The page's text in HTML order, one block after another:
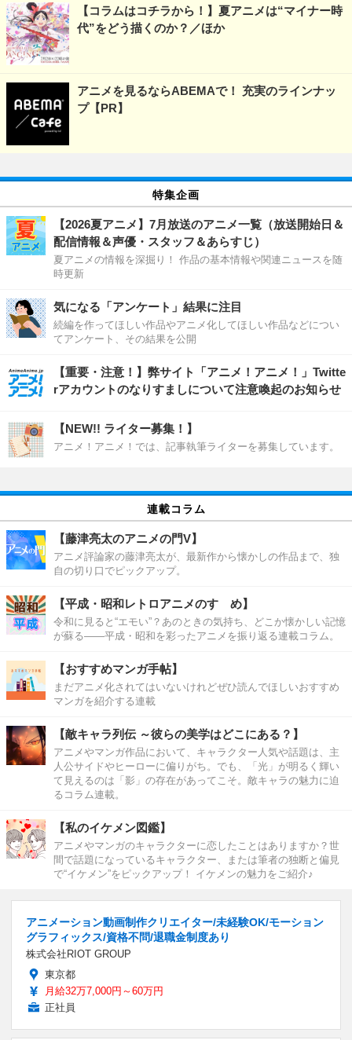
【コラムはコチラから！】夏アニメは“マイナー時
代”をどう描くのか？／ほか
アニメを見るならABEMAで！ 充実のラインナッ
プ【PR】
特集企画
【2026夏アニメ】7月放送のアニメ一覧（放送開始日＆
配信情報＆声優・スタッフ＆あらすじ）
夏アニメの情報を深掘り！ 作品の基本情報や関連ニュースを随
時更新
気になる「アンケート」結果に注目
続編を作ってほしい作品やアニメ化してほしい作品などについ
てアンケート、その結果を公開
【重要・注意！】弊サイト「アニメ！アニメ！」Twitte
rアカウントのなりすましについて注意喚起のお知らせ
【NEW!! ライター募集！】
アニメ！アニメ！では、記事執筆ライターを募集しています。
連載コラム
【藤津亮太のアニメの門V】
アニメ評論家の藤津亮太が、最新作から懐かしの作品まで、独
自の切り口でピックアップ。
【平成・昭和レトロアニメのすゝめ】
令和に見ると“エモい”？あのときの気持ち、どこか懐かしい記憶
が蘇る――平成・昭和を彩ったアニメを振り返る連載コラム。
【おすすめマンガ手帖】
まだアニメ化されてはいないけれどぜひ読んでほしいおすすめ
マンガを紹介する連載
【敵キャラ列伝 ～彼らの美学はどこにある？】
アニメやマンガ作品において、キャラクター人気や話題は、主
人公サイドやヒーローに偏りがち。でも、「光」が明るく輝い
て見えるのは「影」の存在があってこそ。敵キャラの魅力に迫
るコラム連載。
【私のイケメン図鑑】
アニメやマンガのキャラクターに恋したことはありますか？世
間で話題になっているキャラクター、または筆者の独断と偏見
で“イケメン”をピックアップ！ イケメンの魅力をご紹介♪
アニメーション動画制作クリエイター/未経験OK/モーション
グラフィックス/資格不問/退職金制度あり
株式会社RIOT GROUP
東京都
月給32万7,000円～60万円
正社員